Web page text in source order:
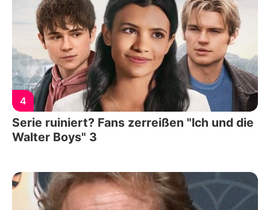
4
Serie ruiniert? Fans zerreißen "Ich und die
Walter Boys" 3